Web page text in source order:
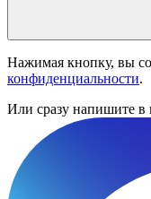
Нажимая кнопку, вы
конфиденциальности.
Или сразу напишите в